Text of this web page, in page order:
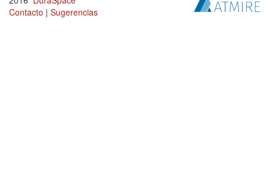
Contacto | Sugerencias